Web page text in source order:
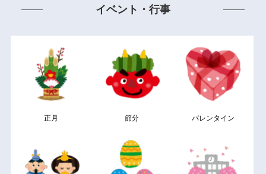
イベント・行事
正月 節分 バレンタイン